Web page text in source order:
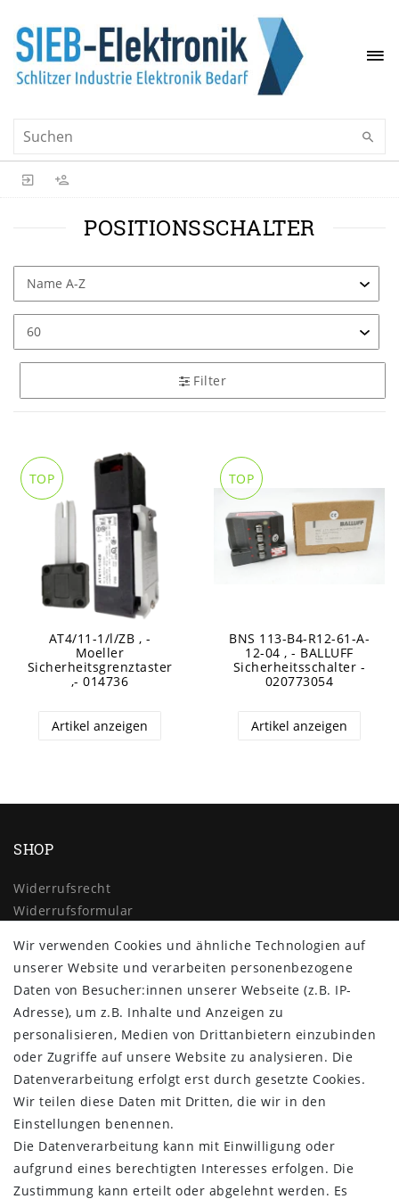
POSITIONSSCHALTER
Filter
TOP
AT4/11-1/l/ZB , -
Moeller
Sicherheitsgrenztaster
,- 014736
Artikel anzeigen
TOP
BNS 113-B4-R12-61-A-
12-04 , - BALLUFF
Sicherheitsschalter -
020773054
Artikel anzeigen
SHOP
Widerrufs­recht
Widerrufs­formular
Daten­schutz­erklärung
AGB
Kontakt
MEIN KONTO
About us
Best Sellers
Privacy policy
Wir verwenden Cookies und ähnliche Technologien auf
unserer Website und verarbeiten personenbezogene
Daten von Besucher:innen unserer Webseite (z.B. IP-
Adresse), um z.B. Inhalte und Anzeigen zu
personalisieren, Medien von Drittanbietern einzubinden
oder Zugriffe auf unsere Website zu analysieren. Die
Datenverarbeitung erfolgt erst durch gesetzte Cookies.
Wir teilen diese Daten mit Dritten, die wir in den
Einstellungen benennen.
Die Datenverarbeitung kann mit Einwilligung oder
aufgrund eines berechtigten Interesses erfolgen. Die
Zustimmung kann erteilt oder abgelehnt werden. Es